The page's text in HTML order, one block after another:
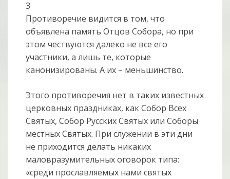
3
Противоречие видится в том, что
объявлена память Отцов Собора, но при
этом чествуются далеко не все его
участники, а лишь те, которые
канонизированы. А их – меньшинство.
Этого противоречия нет в таких известных
церковных праздниках, как Собор Всех
Святых, Собор Русских Святых или Соборы
местных Святых. При служении в эти дни
не приходится делать никаких
маловразумительных оговорок типа:
«среди прославляемых нами святых